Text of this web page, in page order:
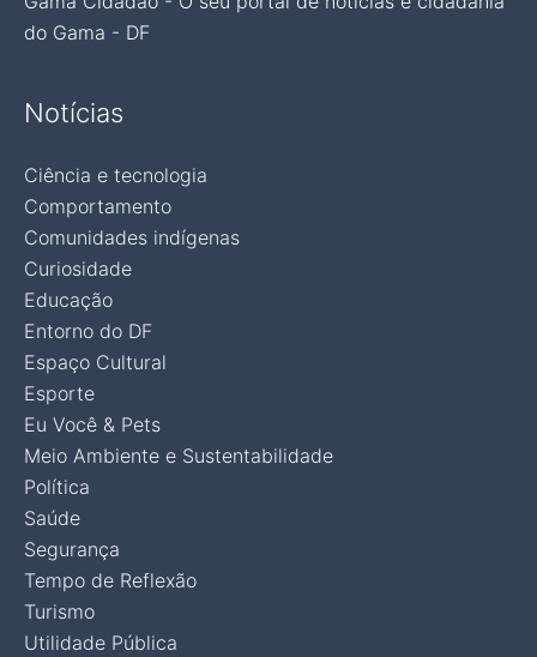
do Gama - DF
Notícias
Ciência e tecnologia
Comportamento
Comunidades indígenas
Curiosidade
Educação
Entorno do DF
Espaço Cultural
Esporte
Eu Você & Pets
Meio Ambiente e Sustentabilidade
Política
Saúde
Segurança
Tempo de Reflexão
Turismo
Utilidade Pública